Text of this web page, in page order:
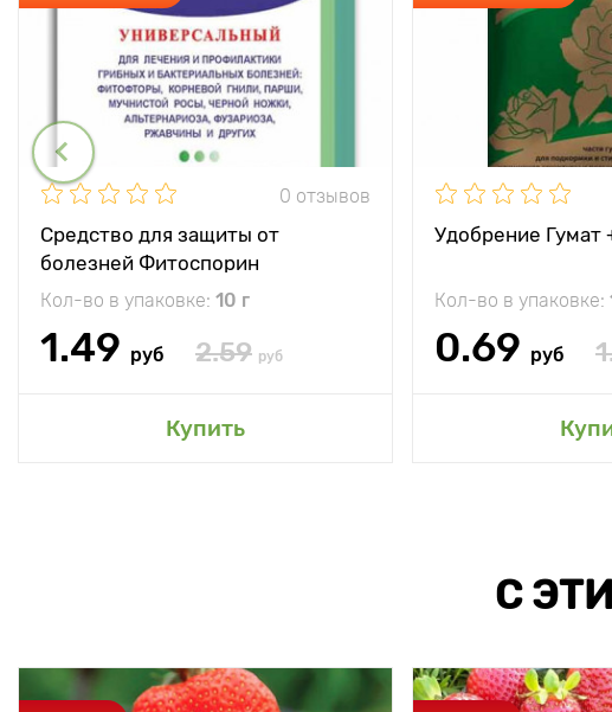
0 отзывов
Средство для защиты от
болезней Фитоспорин
Кол-во в упаковке: 10 г
1.49 руб 2.59 руб
Купить
Удобрение Гумат
Кол-во в упаковке:
0.69 руб
С